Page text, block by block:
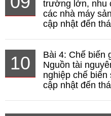
trường lớn, nhu
các nhà máy
cập nhật đến
10
Bài 4: Chế biến
Nguồn tài
nghiệp chế
cập nhật đến